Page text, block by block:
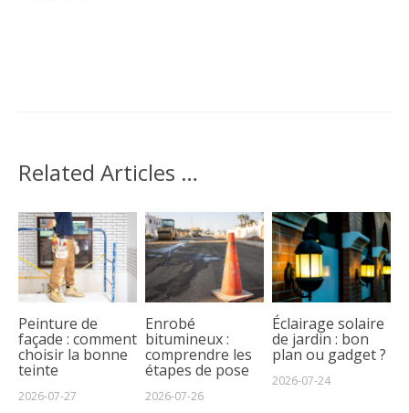
Related Articles …
Peinture de
façade : comment
choisir la bonne
teinte
2026-07-27
Enrobé
bitumineux :
comprendre les
étapes de pose
2026-07-26
Éclairage solaire
de jardin : bon
plan ou gadget ?
2026-07-24